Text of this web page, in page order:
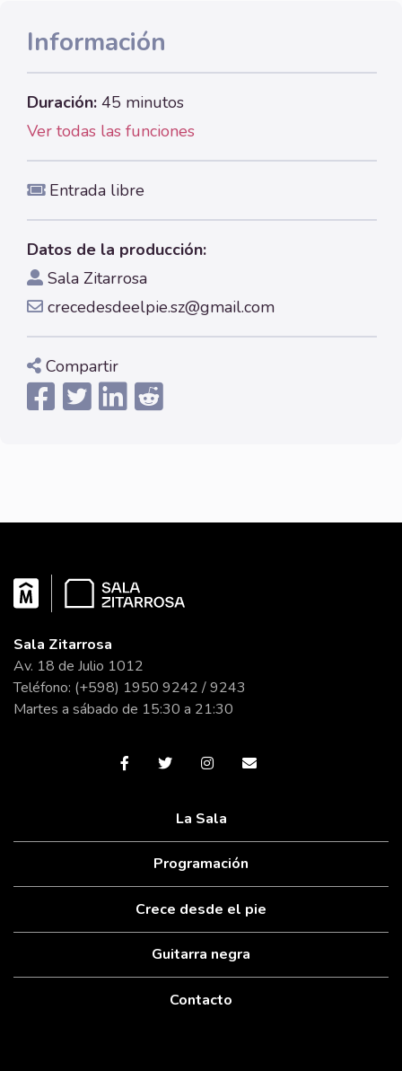
Información
Duración: 45 minutos
Ver todas las funciones
Entrada libre
Datos de la producción:
Sala Zitarrosa
crecedesdeelpie.sz@gmail.com
Compartir
Sala Zitarrosa
Av. 18 de Julio 1012
Teléfono: (+598) 1950 9242 / 9243
Martes a sábado de 15:30 a 21:30
La Sala
Programación
Crece desde el pie
Guitarra negra
Contacto